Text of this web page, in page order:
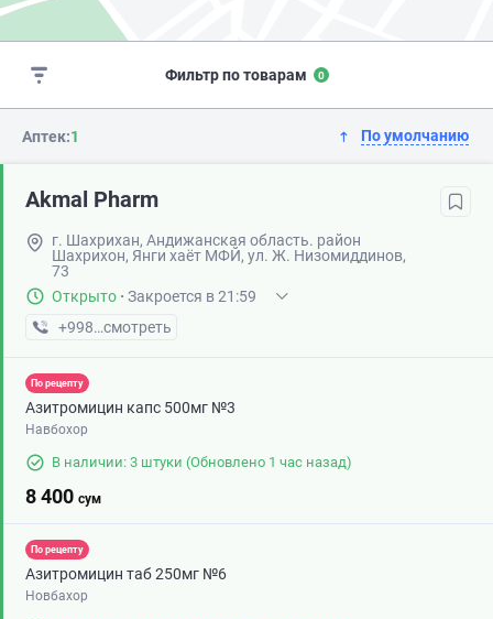
Фильтр по товарам 0
Аптек:1 По умолчанию
Akmal Pharm
г. Шахрихан, Андижанская область. район
Шахрихон, Янги хаёт МФЙ, ул. Ж. Низомиддинов,
73
Открыто · Закроется в 21:59
+998 (90) XXX-XX-XX
смотреть
По рецепту
Азитромицин капс 500мг №3
Навбохор
В наличии: 3 штуки (Обновлено 1 час назад)
8 400 сум
По рецепту
Азитромицин таб 250мг №6
Новбахор